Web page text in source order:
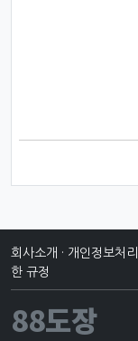
회사소개 · 개인정보처
한 규정
88도장